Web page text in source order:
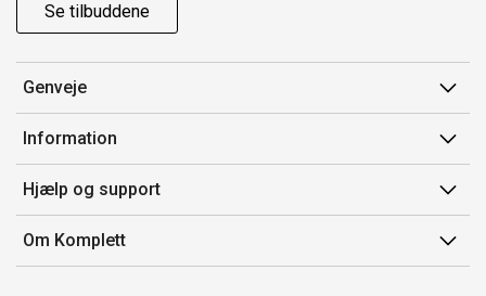
Se tilbuddene
Genveje
Min side
Ordrehistorik
Gavekort
Information
Salgsbetingelser
Mærker/producent
Fortrydelsesret
Hjælp og support
Kontakt os
Kundeservice
Om Komplett